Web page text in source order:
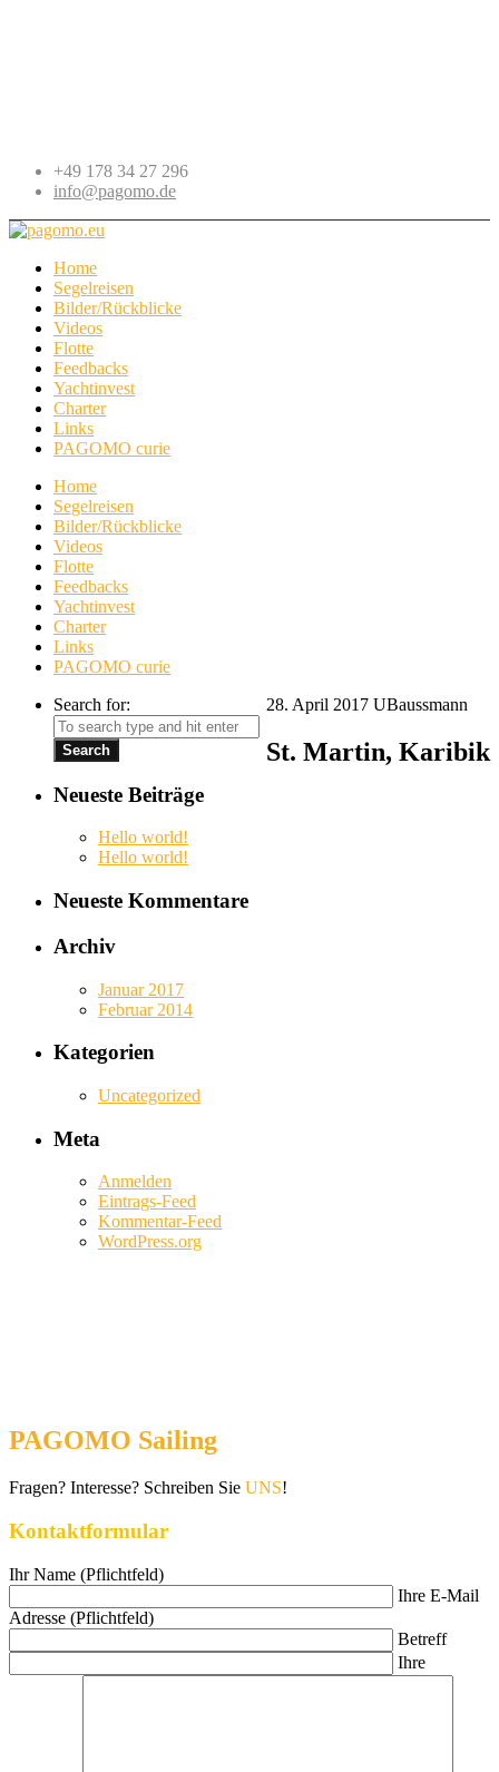
+49 178 34 27 296
info@pagomo.de
Home
Segelreisen
Bilder/Rückblicke
Videos
Flotte
Feedbacks
Yachtinvest
Charter
Links
PAGOMO curie
Home
Segelreisen
Bilder/Rückblicke
Videos
Flotte
Feedbacks
Yachtinvest
Charter
Links
PAGOMO curie
28. April 2017 UBaussmann
St. Martin, Karibik
Search for:
Neueste Beiträge
Hello world!
Hello world!
Neueste Kommentare
Archiv
Januar 2017
Februar 2014
Kategorien
Uncategorized
Meta
Anmelden
Eintrags-Feed
Kommentar-Feed
WordPress.org
PAGOMO Sailing
Fragen? Interesse? Schreiben Sie UNS!
Kontaktformular
Ihr Name (Pflichtfeld)
Ihre E-Mail
Adresse (Pflichtfeld)
Betreff
Ihre